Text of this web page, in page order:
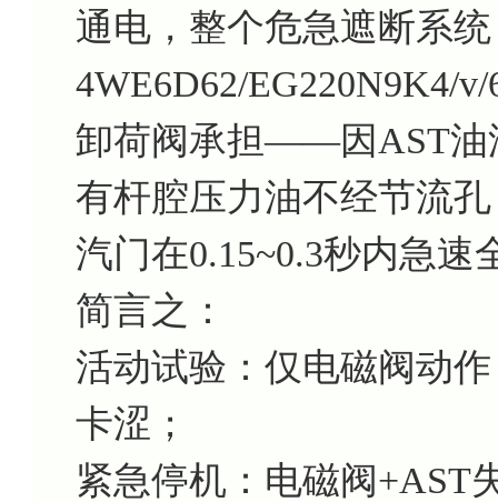
通电，整个危急遮断系
4WE6D62/EG220N9K4/
卸荷阀承担——因AST油
有杆腔压力油不经节流
汽门在0.15~0.3秒内急速
简言之：
活动试验：仅电磁阀动
卡涩；
紧急停机：电磁阀